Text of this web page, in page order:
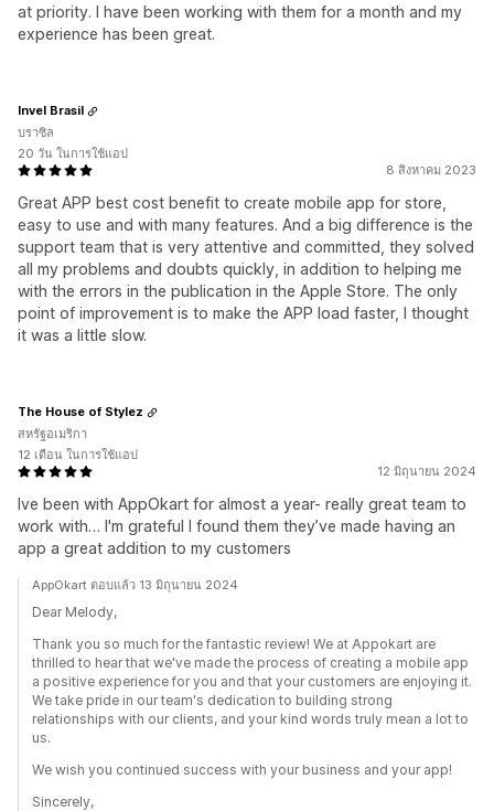
at priority. I have been working with them for a month and my
experience has been great.
8 สิงหาคม 2023
Great APP best cost benefit to create mobile app for store,
easy to use and with many features. And a big difference is the
support team that is very attentive and committed, they solved
all my problems and doubts quickly, in addition to helping me
with the errors in the publication in the Apple Store. The only
point of improvement is to make the APP load faster, I thought
it was a little slow.
Invel Brasil
บราซิล
20 วัน ในการใช้แอป
12 มิถุนายน 2024
Ive been with AppOkart for almost a year- really great team to
work with… I'm grateful I found them they’ve made having an
app a great addition to my customers
The House of Stylez
สหรัฐอเมริกา
12 เดือน ในการใช้แอป
AppOkart ตอบแล้ว 13 มิถุนายน 2024
Dear Melody,
Thank you so much for the fantastic review! We at Appokart are
thrilled to hear that we've made the process of creating a mobile app
a positive experience for you and that your customers are enjoying it.
We take pride in our team's dedication to building strong
relationships with our clients, and your kind words truly mean a lot to
us.
We wish you continued success with your business and your app!
Sincerely,